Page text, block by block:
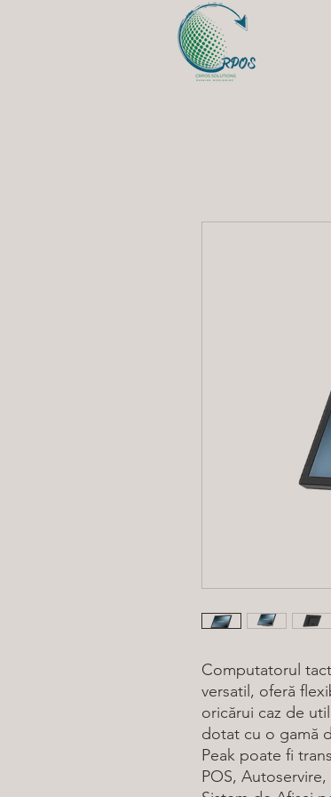
Computatorul
versatil, oferă
oricărui caz de
dotat cu o gamă
Peak poate fi
POS,